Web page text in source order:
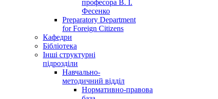
професора В. І.
Фесенко
Preparatory Department
for Foreign Citizens
Кафедри
Бібліотека
Інші структурні
підрозділи
Навчально-
методичний відділ
Нормативно-правова